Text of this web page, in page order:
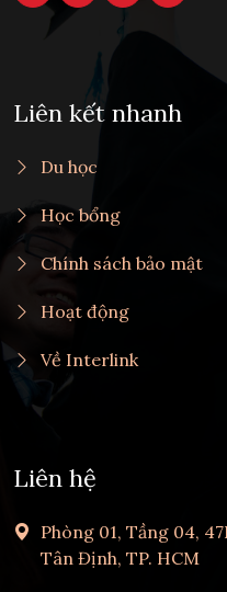
Liên kết nhanh
Du học
Học bổng
Chính sách bảo mật
Hoạt động
Về Interlink
Liên hệ
Phòng 01, Tầng 04,
Tân Định, TP. HCM